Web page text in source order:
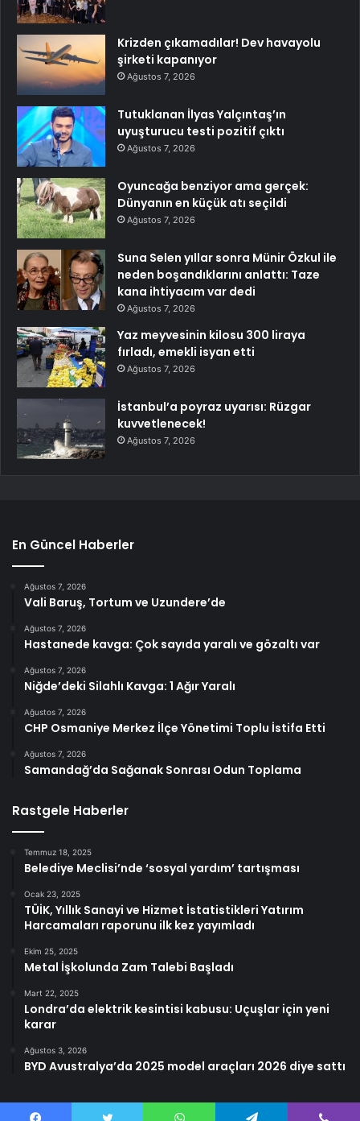
Krizden çıkamadılar! Dev havayolu
şirketi kapanıyor
Ağustos 7, 2026
Tutuklanan İlyas Yalçıntaş’ın
uyuşturucu testi pozitif çıktı
Ağustos 7, 2026
Oyuncağa benziyor ama gerçek:
Dünyanın en küçük atı seçildi
Ağustos 7, 2026
Suna Selen yıllar sonra Münir Özkul ile
neden boşandıklarını anlattı: Taze
kana ihtiyacım var dedi
Ağustos 7, 2026
Yaz meyvesinin kilosu 300 liraya
fırladı, emekli isyan etti
Ağustos 7, 2026
İstanbul’a poyraz uyarısı: Rüzgar
kuvvetlenecek!
Ağustos 7, 2026
En Güncel Haberler
Ağustos 7, 2026
Vali Baruş, Tortum ve Uzundere’de
Ağustos 7, 2026
Hastanede kavga: Çok sayıda yaralı ve gözaltı var
Ağustos 7, 2026
Niğde’deki Silahlı Kavga: 1 Ağır Yaralı
Ağustos 7, 2026
CHP Osmaniye Merkez İlçe Yönetimi Toplu İstifa Etti
Ağustos 7, 2026
Samandağ’da Sağanak Sonrası Odun Toplama
Rastgele Haberler
Temmuz 18, 2025
Belediye Meclisi’nde ‘sosyal yardım’ tartışması
Ocak 23, 2025
TÜİK, Yıllık Sanayi ve Hizmet İstatistikleri Yatırım
Harcamaları raporunu ilk kez yayımladı
Ekim 25, 2025
Metal İşkolunda Zam Talebi Başladı
Mart 22, 2025
Londra’da elektrik kesintisi kabusu: Uçuşlar için yeni
karar
Ağustos 3, 2026
BYD Avustralya’da 2025 model araçları 2026 diye sattı